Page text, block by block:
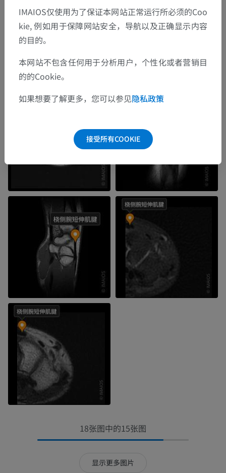
18张图中的15张图
显示更多图片
IMAIOS仅使用为了保证本网站正常运行所必须的Coo
kie, 例如用于保障网站安全，导航以及正确显示内容
的目的。
本网站不包含任何用于分析用户，个性化或者营销目
的的Cookie。
如果想要了解更多，您可以参见隐私政策
接受所有COOKIE